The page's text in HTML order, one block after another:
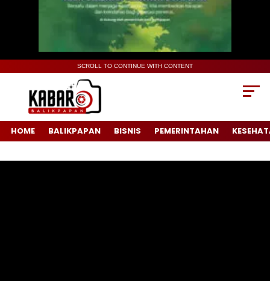
SCROLL TO CONTINUE WITH CONTENT
HOME BALIKPAPAN BISNIS PEMERINTAHAN